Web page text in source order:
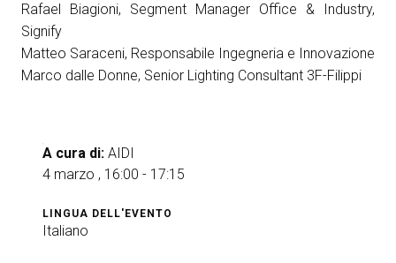
Rafael Biagioni, Segment Manager Office & Industry,
Signify
Matteo Saraceni, Responsabile Ingegneria e Innovazione
Marco dalle Donne, Senior Lighting Consultant 3F-Filippi
A cura di: AIDI
4 marzo , 16:00 - 17:15
LINGUA DELL'EVENTO
Italiano